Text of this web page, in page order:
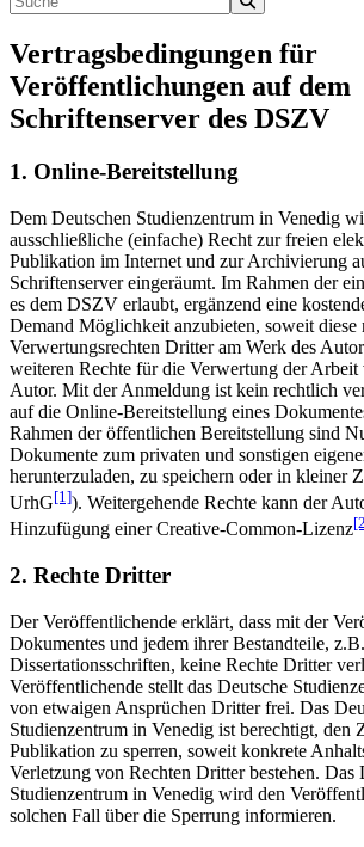
Vertragsbedingungen für
Veröffentlichungen auf dem
Schriftenserver des DSZV
1. Online-Bereitstellung
Dem Deutschen Studienzentrum in Venedig
ausschließliche (einfache) Recht zur freien
Publikation im Internet und zur Archivierung
Schriftenserver eingeräumt. Im Rahmen der
es dem DSZV erlaubt, ergänzend eine
Demand Möglichkeit anzubieten, soweit diese
Verwertungsrechten Dritter am Werk des
weiteren Rechte für die Verwertung der Arbeit
Autor. Mit der Anmeldung ist kein rechtlich
auf die Online-Bereitstellung eines
Rahmen der öffentlichen Bereitstellung sind
Dokumente zum privaten und sonstigen
herunterzuladen, zu speichern oder in kleiner
UrhG[1]). Weitergehende Rechte kann der
Hinzufügung einer Creative-Common-Lizenz
2. Rechte Dritter
Der Veröffentlichende erklärt, dass mit der
Dokumentes und jedem ihrer Bestandteile,
Dissertationsschriften, keine Rechte Dritter
Veröffentlichende stellt das Deutsche
von etwaigen Ansprüchen Dritter frei. Das
Studienzentrum in Venedig ist berechtigt, den
Publikation zu sperren, soweit konkrete
Verletzung von Rechten Dritter bestehen. Das
Studienzentrum in Venedig wird den
solchen Fall über die Sperrung informieren.